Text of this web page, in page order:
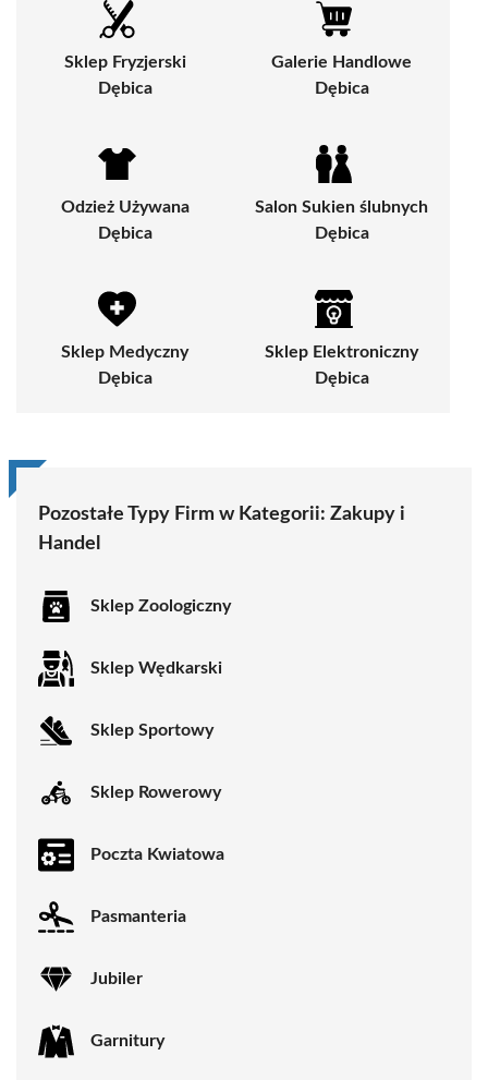
Sklep Fryzjerski
Dębica
Galerie Handlowe
Dębica
Odzież Używana
Dębica
Salon Sukien ślubnych
Dębica
Sklep Medyczny
Dębica
Sklep Elektroniczny
Dębica
Pozostałe Typy Firm w Kategorii: Zakupy i
Handel
Sklep Zoologiczny
Sklep Wędkarski
Sklep Sportowy
Sklep Rowerowy
Poczta Kwiatowa
Pasmanteria
Jubiler
Garnitury